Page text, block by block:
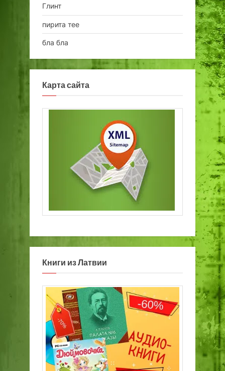
Глинт
пирита тее
бла бла
Карта сайта
Книги из Латвии